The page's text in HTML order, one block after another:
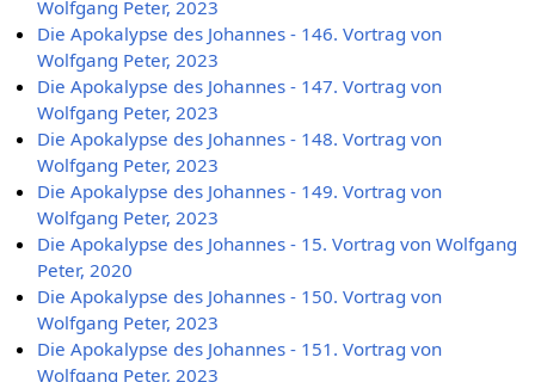
Wolfgang Peter, 2023
Die Apokalypse des Johannes - 146. Vortrag von
Wolfgang Peter, 2023
Die Apokalypse des Johannes - 147. Vortrag von
Wolfgang Peter, 2023
Die Apokalypse des Johannes - 148. Vortrag von
Wolfgang Peter, 2023
Die Apokalypse des Johannes - 149. Vortrag von
Wolfgang Peter, 2023
Die Apokalypse des Johannes - 15. Vortrag von Wolfgang
Peter, 2020
Die Apokalypse des Johannes - 150. Vortrag von
Wolfgang Peter, 2023
Die Apokalypse des Johannes - 151. Vortrag von
Wolfgang Peter, 2023